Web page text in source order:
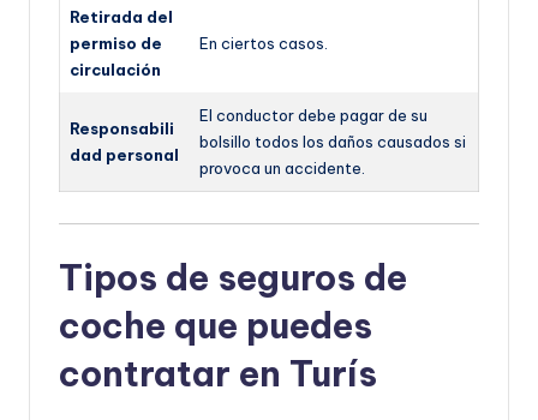
Retirada del
permiso de
circulación
En ciertos casos.
Responsabili
dad personal
El conductor debe pagar de su
bolsillo todos los daños causados si
provoca un accidente.
Tipos de seguros de
coche que puedes
contratar en Turís